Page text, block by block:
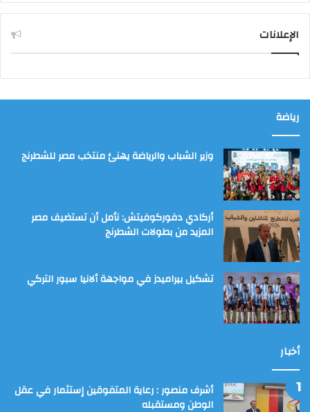
الإعلانات
رياضة
وزير الشباب والرياضة يهنئ منتخب مصر للشطرنج
أركادي دفوركوفيتش: نأمل أن تستضيف مصر
المزيد من بطولات الشطرنج
تشكيل بيراميدز في مواجهة ألانيا سبور التركي
أخبار
أشرف منصور : رعاية المتفوقين إستثمار في عقل
الوطن ومستقبله